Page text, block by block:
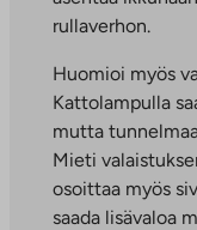
rullaverhon.
Huomioi myös
Kattolampulla
mutta
Mieti
osoittaa myös
saada lisävaloa